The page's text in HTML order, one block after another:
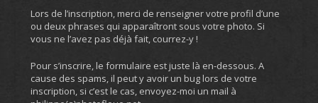
Lors de l’inscription, merci de renseigner votre profil d’une
ou deux phrases qui apparaîtront sous votre photo. Si
vous ne l’avez pas déjà fait, courrez-y !
Pour s’inscrire, le formulaire est juste là en-dessous. A
cause des spams, il peut y avoir un bug lors de votre
inscription, si c’est le cas, envoyez-moi un mail à